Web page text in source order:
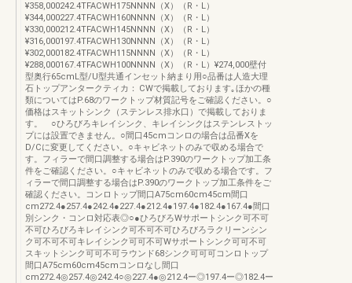
¥358,000242.4TFACWH175NNNN（X）（R・L）
¥344,000227.4TFACWH160NNNN（X）（R・L）
¥330,000212.4TFACWH145NNNN（X）（R・L）
¥316,000197.4TFACWH130NNNN（X）（R・L）
¥302,000182.4TFACWH115NNNN（X）（R・L）
¥288,000167.4TFACWH100NNNN（X）（R・L）¥274,000壁付
型奥行65cmL型/U型共通インセット納まり用○品番は人造大理
石トップアンタークティカ： CWで掲載しております｡ほかの種
類についてはP.68のワークトップ材質記号をご確認ください。○
価格はスキットシンク（ステンレス排水口）で掲載しておりま
す。 ○ひろびろキレイシンク、キレイシンクはステンレストッ
プには設置できません。○間口45cmコンロの場合は品番Xを
D/Cに変更してください。○キャビネットのみで収める場合で
す。フィラーで間口調整する場合はP.390のワークトップ加工条
件をご確認ください。○キャビネットのみで収める場合です。フ
ィラーで間口調整する場合はP.390のワークトップ加工条件をご
確認ください。コンロトップ間口A75cm60cm45cm間口
cm272.4●257.4●242.4●227.4●212.4●197.4●182.4●167.4●間口
別シンク・コンロ対応表◎○●ひろびろWサポートシンク可不可
不可ひろびろキレイシンク可不可不可ひろびろラクリーンシン
ク可不可不可キレイシンク可可不可Wサポートシンク可可不可
スキットシンク可可不可ラウンド68シンク可可可コンロトップ
間口A75cm60cm45cmコンロなし間口
cm272.4◎257.4◎242.4○◎227.4●◎212.4ー◎197.4ー◎182.4ー